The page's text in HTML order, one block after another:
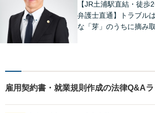
い。
【JR土浦駅直結・徒歩2
弁護士直通】トラブル
な「芽」のうちに摘み取
雇用契約書・就業規則作成の法律Q&A